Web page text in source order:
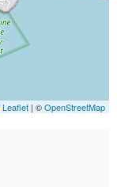
Leaflet | ©OpenStreetMap